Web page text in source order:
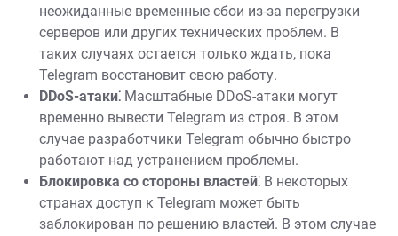
неожиданные временные сбои из-за перегрузки
серверов или других технических проблем. В
таких случаях остается только ждать, пока
Telegram восстановит свою работу.
DDoS-атаки⁚ Масштабные DDoS-атаки могут
временно вывести Telegram из строя. В этом
случае разработчики Telegram обычно быстро
работают над устранением проблемы.
Блокировка со стороны властей⁚ В некоторых
странах доступ к Telegram может быть
заблокирован по решению властей. В этом случае